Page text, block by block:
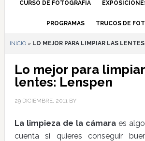
CURSO DE FOTOGRAFÍA
PROGRAMAS TRUCOS DE
INICIO» LO MEJOR PARA LIMPIAR LAS
Lo mejor para
lentes: Lenspen
29 DICIEMBRE, 2011BY
La limpieza de la cámaraes
cuenta si quieres conseguir